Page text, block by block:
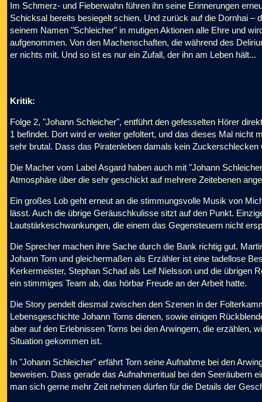
Im Schmerz- und Fieberwahn führen ihn seine Erinnerungen
Schicksal bereits besiegelt schien. Und zurück auf die Dornhai –
seinem Namen "Schleicher" in mutigen Aktionen alle Ehre und
aufgenommen. Von den Machenschaften, die während des
er nichts mit. Und so ist es nur ein Zufall, der ihn am Leben hält...
Kritik:
Folge 2, "Johann Schleicher", entführt den gefesselten Hörer
1 befindet. Dort wird er weiter gefoltert, und das dieses Mal nicht
sehr brutal. Dass das Piratenleben damals kein Zuckerschlecken
Die Macher vom Label Asgard haben auch mit "Johann
Atmosphäre über die sehr geschickt auf mehrere Zeitebenen
Ein großes Lob geht erneut an die stimmungsvolle Musik von
lässt. Auch die übrige Geräuschkulisse sitzt auf den Punkt.
Lautstärkeschwankungen, die einem das Gegensteuern nicht
Die Sprecher machen ihre Sache durch die Bank richtig gut.
Johann Torn und gleichermaßen als Erzähler ist eine tadellose
Kerkermeister, Stephan Schad als Leif Nielsson und die übrigen
ein stimmiges Team ab, das hörbar Freude an der Arbeit hatte.
Die Story pendelt diesmal zwischen den Szenen in der
Lebensgeschichte Johann Torns dienen, sowie einigen
aber auf den Erlebnissen Torns bei den Arwingern, die erzählen,
Situation gekommen ist.
In "Johann Schleicher" erfährt Torn seine Aufnahme bei den
beweisen. Dass gerade das Aufnahmeritual bei den Seeräubern
man sich gerne mehr Zeit nehmen dürfen für die Details der